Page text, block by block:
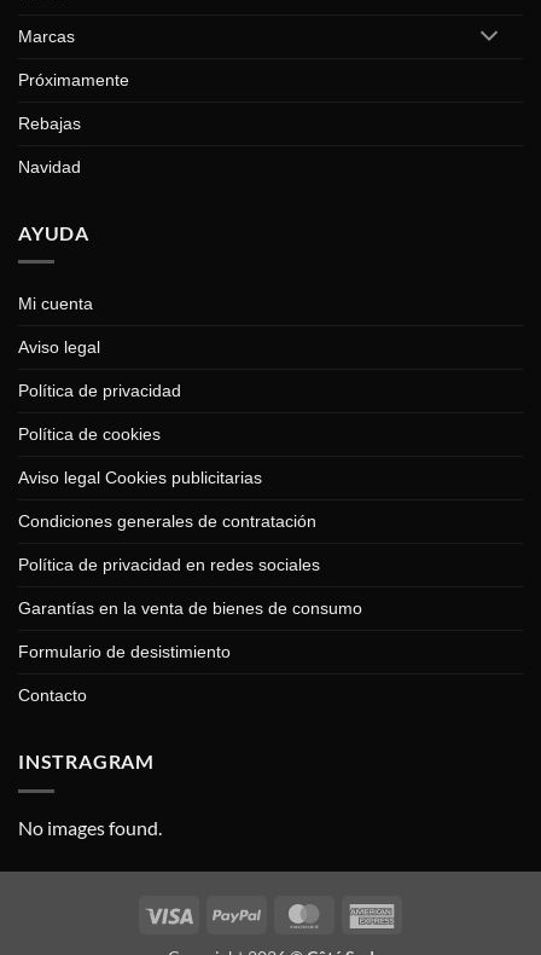
Marcas
Próximamente
Rebajas
Navidad
AYUDA
Mi cuenta
Aviso legal
Política de privacidad
Política de cookies
Aviso legal Cookies publicitarias
Condiciones generales de contratación
Política de privacidad en redes sociales
Garantías en la venta de bienes de consumo
Formulario de desistimiento
Contacto
INSTRAGRAM
No images found.
Visa PayPal MasterCard